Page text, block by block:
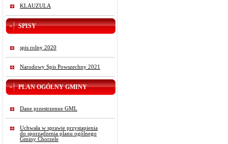
KLAUZULA
SPISY
spis rolny 2020
Narodowy Spis Powszechny 2021
PLAN OGÓLNY GMINY
Dane przestrzenne GML
Uchwała w sprawie przystąpienia
do sporządzenia planu ogólnego
Gminy Chorzele